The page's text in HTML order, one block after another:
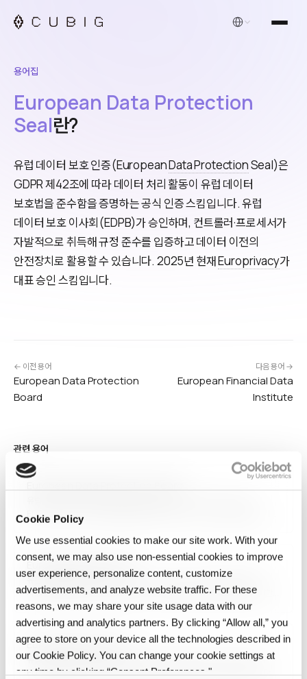
Cookie Policy
We use essential cookies to make our site work. With your
consent, we may also use non‑essential cookies to improve
user experience, personalize content, customize
advertisements, and analyze website traffic. For these
reasons, we may share your site usage data with our
advertising and analytics partners. By clicking “Allow all,” you
agree to store on your device all the technologies described in
our Cookie Policy. You can change your cookie settings at
any time by clicking “Consent Preferences."
한국어
용어집
European Data Protection
Seal란?
유럽 데이터 보호 인증(EuropeanData ProtectionSeal)은
GDPR 제42조에 따라 데이터 처리 활동이 유럽 데이터
보호법을 준수함을 증명하는 공식 인증 스킴입니다. 유럽
데이터 보호 이사회(EDPB)가 승인하며, 컨트롤러·프로세서가
자발적으로 취득해 규정 준수를 입증하고 데이터 이전의
안전장치로 활용할 수 있습니다. 2025년 현재Europrivacy가
대표 승인 스킴입니다.
← 이전 용어
European Data Protection
Board
다음 용어 →
European Financial Data
Institute
관련 용어
EDPB)는 EU GDPR 시행을 감독하는 독립 기구로, 2018년 설립되어 기존
Article 29 Working Party를 대체했습니다. 각 회원국 데이터 보호
당국의 수장으로 구성되며, GDPR 해석 가이드라인 발표, 분쟁 조정, 인증
스킴 승인을 담당합니다. EU…
European Data Format
유럽 데이터 포맷(European Data Format, EDF)은 생체의학·의학
시계열 신호(뇌파EEG, 근전도EMG, 수면다원검사)를 저장·교환하기 위한
표준 파일 포맷입니다. 1992년 표준화되어 의료 연구·임상에서 광범위하게
사용되며, EDF+와 같은 확장 포맷이 추가 기능을 제공합니다. 장비·
소프트웨어 간 상호운용성 확보와 연구 데이터 공유의 기반입니다.
European Data Portal
유럽 데이터 포털(European Data Portal, 현 data.europa.eu)은
EU 회원국과 EU 기관의 공개 데이터를 통합 제공하는 단일 접속점입니다.